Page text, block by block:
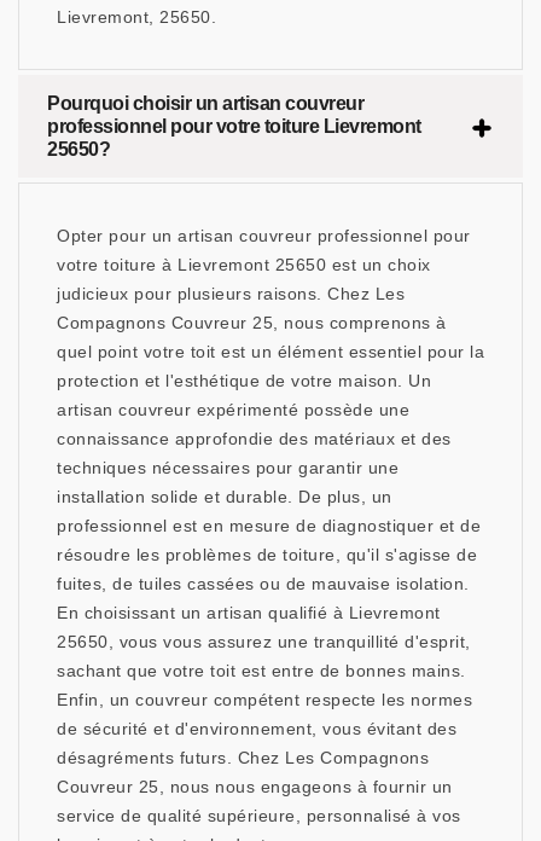
Lievremont, 25650.
Pourquoi choisir un artisan couvreur
professionnel pour votre toiture Lievremont
25650?
Opter pour un artisan couvreur professionnel pour
votre toiture à Lievremont 25650 est un choix
judicieux pour plusieurs raisons. Chez Les
Compagnons Couvreur 25, nous comprenons à
quel point votre toit est un élément essentiel pour la
protection et l'esthétique de votre maison. Un
artisan couvreur expérimenté possède une
connaissance approfondie des matériaux et des
techniques nécessaires pour garantir une
installation solide et durable. De plus, un
professionnel est en mesure de diagnostiquer et de
résoudre les problèmes de toiture, qu'il s'agisse de
fuites, de tuiles cassées ou de mauvaise isolation.
En choisissant un artisan qualifié à Lievremont
25650, vous vous assurez une tranquillité d'esprit,
sachant que votre toit est entre de bonnes mains.
Enfin, un couvreur compétent respecte les normes
de sécurité et d'environnement, vous évitant des
désagréments futurs. Chez Les Compagnons
Couvreur 25, nous nous engageons à fournir un
service de qualité supérieure, personnalisé à vos